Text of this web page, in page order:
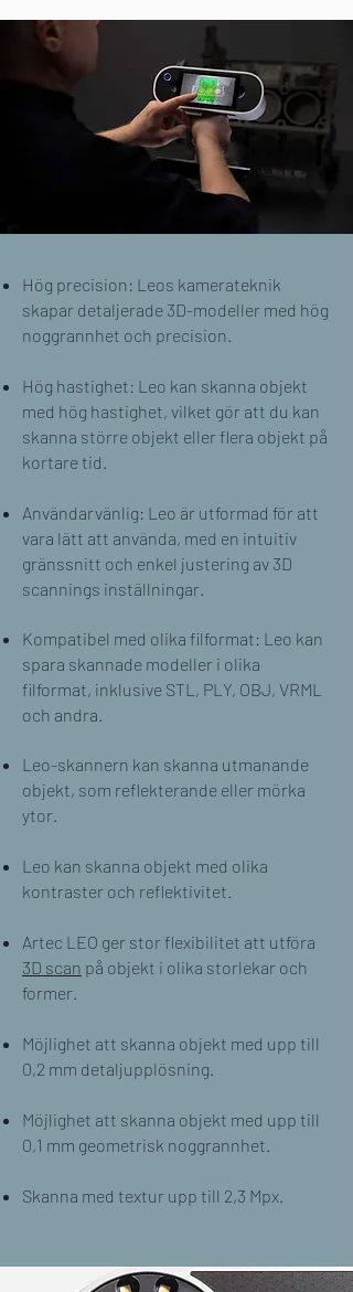
Hög precision: Leos kamerateknik
skapar detaljerade 3D-modeller med hög
noggrannhet och precision.
Hög hastighet: Leo kan skanna objekt
med hög hastighet, vilket gör att du kan
skanna större objekt eller flera objekt på
kortare tid.
Användarvänlig: Leo är utformad för att
vara lätt att använda, med en intuitiv
gränssnitt och enkel justering av 3D
scannings inställningar.
Kompatibel med olika filformat: Leo kan
spara skannade modeller i olika
filformat, inklusive STL, PLY, OBJ, VRML
och andra.
Leo-skannern kan skanna utmanande
objekt, som reflekterande eller mörka
ytor.
Leo kan skanna objekt med olika
kontraster och reflektivitet.
Artec LEO ger stor flexibilitet att utföra
3D scan på objekt i olika storlekar och
former.
Möjlighet att skanna objekt med upp till
0,2 mm detaljupplösning.
Möjlighet att skanna objekt med upp till
0,1 mm geometrisk noggrannhet.
Skanna med textur upp till 2,3 Mpx.